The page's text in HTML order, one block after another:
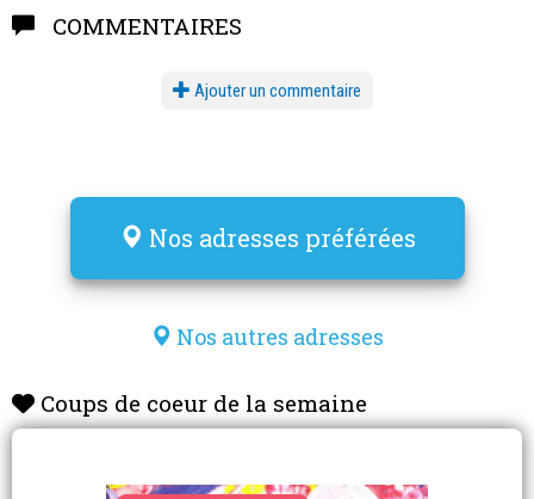
COMMENTAIRES
Ajouter un commentaire
Nos adresses préférées
Nos autres adresses
Coups de coeur de la semaine